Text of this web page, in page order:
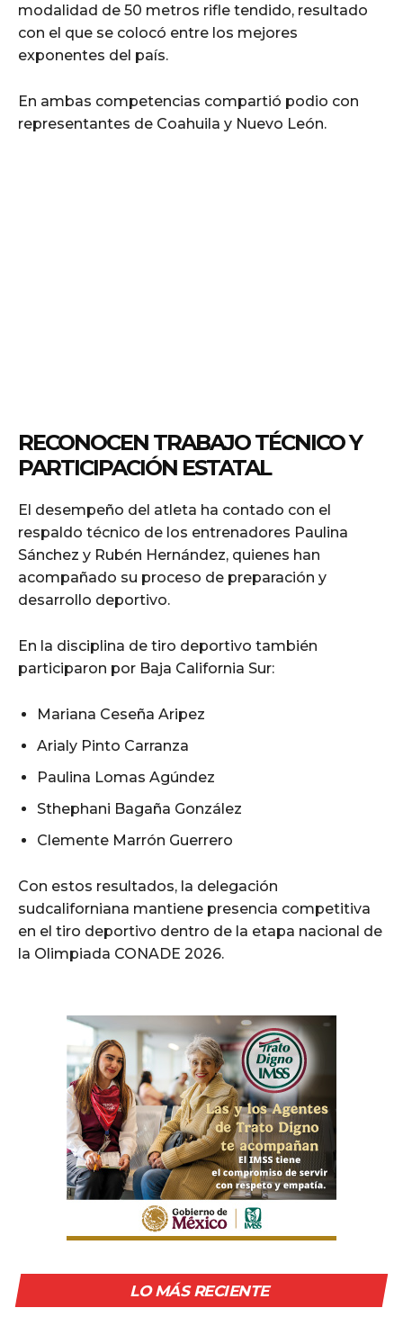
modalidad de 50 metros rifle tendido, resultado
con el que se colocó entre los mejores
exponentes del país.
En ambas competencias compartió podio con
representantes de Coahuila y Nuevo León.
RECONOCEN TRABAJO TÉCNICO Y
PARTICIPACIÓN ESTATAL
El desempeño del atleta ha contado con el
respaldo técnico de los entrenadores Paulina
Sánchez y Rubén Hernández, quienes han
acompañado su proceso de preparación y
desarrollo deportivo.
En la disciplina de tiro deportivo también
participaron por Baja California Sur:
Mariana Ceseña Aripez
Arialy Pinto Carranza
Paulina Lomas Agúndez
Sthephani Bagaña González
Clemente Marrón Guerrero
Con estos resultados, la delegación
sudcaliforniana mantiene presencia competitiva
en el tiro deportivo dentro de la etapa nacional de
la Olimpiada CONADE 2026.
LO MÁS RECIENTE